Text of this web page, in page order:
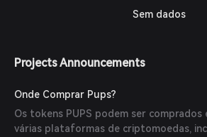
Sem dados
Projects Announcements
Onde Comprar Pups?
Os tokens PUPS podem ser comprados
várias plataformas de criptomoedas,